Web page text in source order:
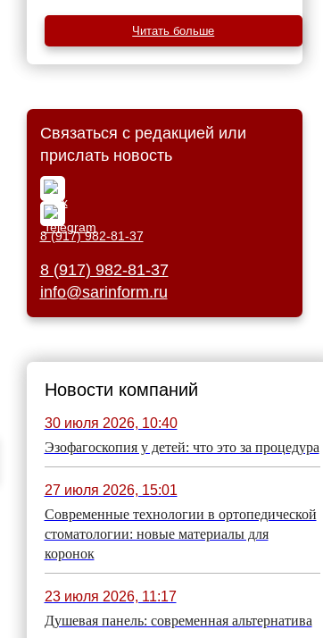
Читать больше
Связаться с редакцией или
прислать новость
8 (917) 982-81-37
8 (917) 982-81-37
info@sarinform.ru
Новости компаний
30 июля 2026, 10:40
Эзофагоскопия у детей: что это за процедура
27 июля 2026, 15:01
Современные технологии в ортопедической
стоматологии: новые материалы для
коронок
23 июля 2026, 11:17
Душевая панель: современная альтернатива